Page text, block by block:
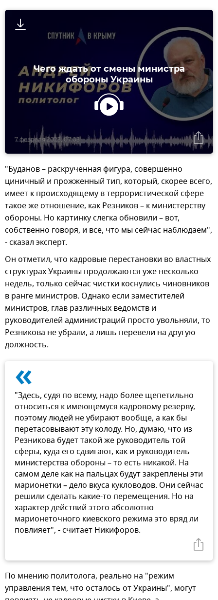
Чего ждать от смены министра
обороны Украины
7 февраля 2023, 07:03
"Буданов – раскрученная фигура, совершенно
циничный и прожженный тип, который, скорее всего,
имеет к происходящему в террористической сфере
такое же отношение, как Резников – к министерству
обороны. Но картинку слегка обновили – вот,
собственно говоря, и все, что мы сейчас наблюдаем",
- сказал эксперт.
Он отметил, что кадровые перестановки во властных
структурах Украины продолжаются уже несколько
недель, только сейчас чистки коснулись чиновников
в ранге министров. Однако если заместителей
министров, глав различных ведомств и
руководителей администраций просто увольняли, то
Резникова не убрали, а лишь перевели на другую
должность.
«
"Здесь, судя по всему, надо более щепетильно
относиться к имеющемуся кадровому резерву,
поэтому людей не убирают вообще, а как бы
перетасовывают эту колоду. Но, думаю, что из
Резникова будет такой же руководитель той
сферы, куда его сдвигают, как и руководитель
министерства обороны – то есть никакой. На
самом деле как на пальцах будут закреплены эти
марионетки – дело вкуса кукловодов. Они сейчас
решили сделать какие-то перемещения. Но на
характер действий этого абсолютно
марионеточного киевского режима это вряд ли
повлияет", - считает Никифоров.
По мнению политолога, реально на "режим
управления тем, что осталось от Украины", могут